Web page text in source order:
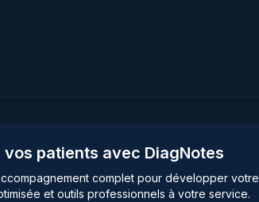
patients avec DiagNotes
complet pour développer votre
et outils professionnels à votre service.